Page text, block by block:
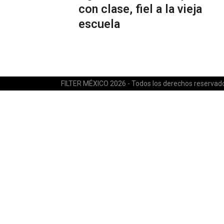
con clase, fiel a la vieja
escuela
FILTER MÉXICO 2026 - Todos los derechos